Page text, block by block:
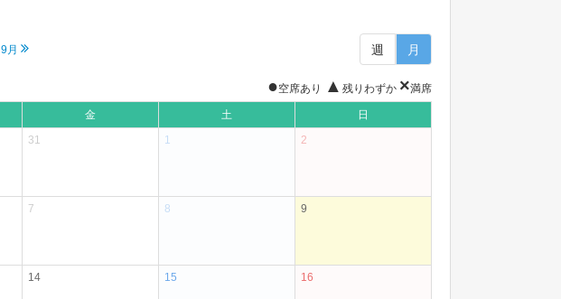
9月 週 月
●空席あり ▲ 残りわずか ×満席
金 土
日
31 1 2
7 8 9
14 15 16